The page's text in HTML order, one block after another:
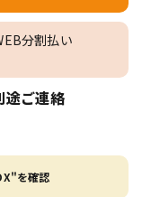
分割払い
途ご連絡
を確認